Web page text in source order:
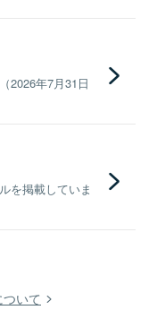
2026年7月31日
を掲載していま
いて